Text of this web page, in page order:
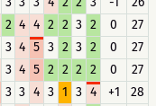
2 4 4 2 2 3 2 0
27
3 4 5 3 2 3 2 0
27
3 4 5 2 2 2 2 0
27
3 3 4 3 1 3 4 +1
28